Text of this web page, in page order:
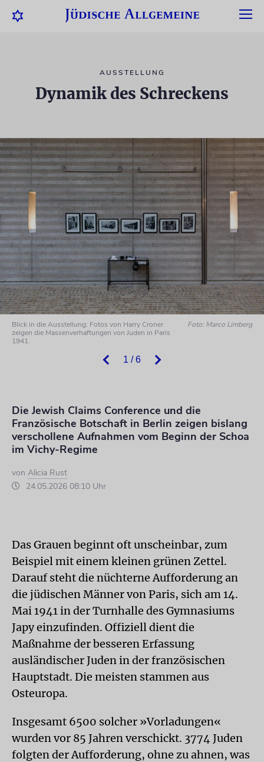
AUSSTELLUNG
Dynamik des Schreckens
1 / 6
Blick in die Ausstellung: Fotos von Harry Croner
zeigen die Massenverhaftungen von Juden in Paris
1941.
Foto: Marco Limberg
Die Jewish Claims Conference und die
Französische Botschaft in Berlin zeigen bislang
verschollene Aufnahmen vom Beginn der Schoa
im Vichy-Regime
von Alicia Rust
24.05.2026 08:10 Uhr
Das Grauen beginnt oft unscheinbar, zum
Beispiel mit einem kleinen grünen Zettel.
Darauf steht die nüchterne Aufforderung an
die jüdischen Männer von Paris, sich am 14.
Mai 1941 in der Turnhalle des Gymnasiums
Japy einzufinden. Offiziell dient die
Maßnahme der besseren Erfassung
ausländischer Juden in der französischen
Hauptstadt. Die meisten stammen aus
Osteuropa.
Insgesamt 6500 solcher »Vorladungen«
wurden vor 85 Jahren verschickt. 3774 Juden
folgten der Aufforderung, ohne zu ahnen, was